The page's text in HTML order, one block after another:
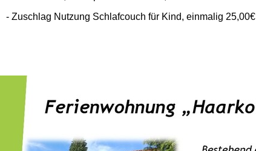
Zuschlag Nutzung Schlafcouch für Kind, einmalig 25,00€